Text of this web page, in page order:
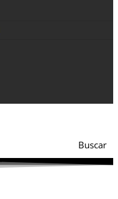
Buscar